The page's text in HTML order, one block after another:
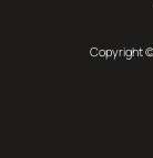
Copyright